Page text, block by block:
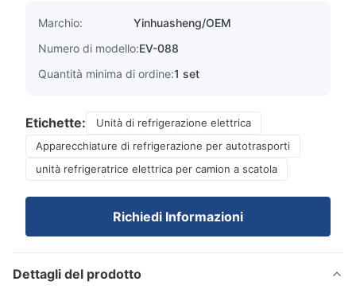
Marchio:
Yinhuasheng/OEM
Numero di modello:EV-088
Quantità minima di ordine:1 set
Etichette:
Unità di refrigerazione elettrica
Apparecchiature di refrigerazione per autotrasporti
unità refrigeratrice elettrica per camion a scatola
Richiedi Informazioni
Dettagli del prodotto